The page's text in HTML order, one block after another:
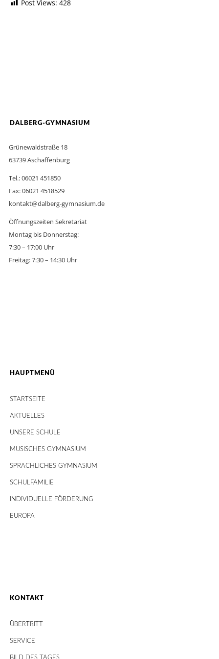
Post Views: 428
DALBERG-GYMNASIUM
Grünewaldstraße 18
63739 Aschaffenburg
Tel.: 06021 451850
Fax: 06021 4518529
kontakt@dalberg-gymnasium.de
Öffnungszeiten Sekretariat
Montag bis Donnerstag:
7:30 – 17:00 Uhr
Freitag: 7:30 – 14:30 Uhr
HAUPTMENÜ
STARTSEITE
AKTUELLES
UNSERE SCHULE
MUSISCHES GYMNASIUM
SPRACHLICHES GYMNASIUM
SCHULFAMILIE
INDIVIDUELLE FÖRDERUNG
EUROPA
KONTAKT
ÜBERTRITT
SERVICE